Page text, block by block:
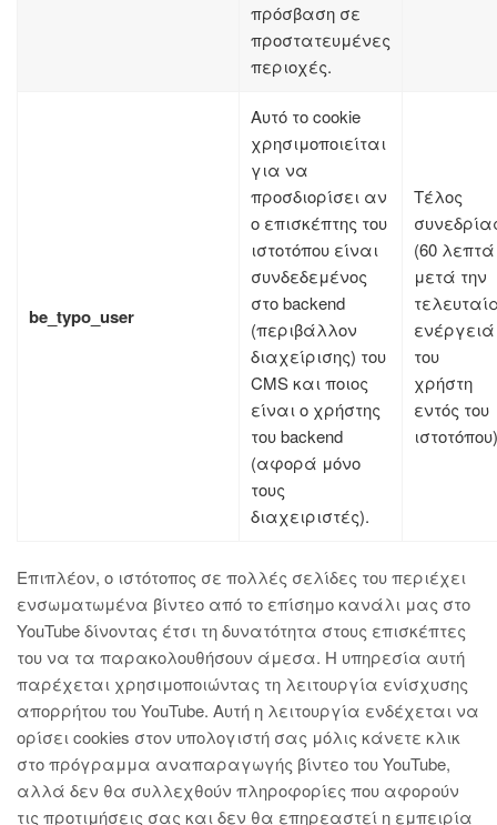
πρόσβαση σε
προστατευμένες
περιοχές.
be_typo_user
Αυτό το cookie
χρησιμοποιείται
για να
προσδιορίσει αν
ο επισκέπτης του
ιστοτόπου είναι
συνδεδεμένος
στο backend
(περιβάλλον
διαχείρισης) του
CMS και ποιος
είναι ο χρήστης
του backend
(αφορά μόνο
τους
διαχειριστές).
Τέλος
(60 λεπτά
μετά την
ενέργειά
του
χρήστη
εντός του
ιστοτόπου)
Επιπλέον, ο ιστότοπος σε πολλές σελίδες του περιέχει
ενσωματωμένα βίντεο από το επίσημο κανάλι μας στο
YouTube δίνοντας έτσι τη δυνατότητα στους επισκέπτες
του να τα παρακολουθήσουν άμεσα. Η υπηρεσία αυτή
παρέχεται χρησιμοποιώντας τη λειτουργία ενίσχυσης
απορρήτου του YouTube. Αυτή η λειτουργία ενδέχεται να
ορίσει cookies στον υπολογιστή σας μόλις κάνετε κλικ
στο πρόγραμμα αναπαραγωγής βίντεο του YouTube,
αλλά δεν θα συλλεχθούν πληροφορίες που αφορούν
τις προτιμήσεις σας και δεν θα επηρεαστεί η εμπειρία